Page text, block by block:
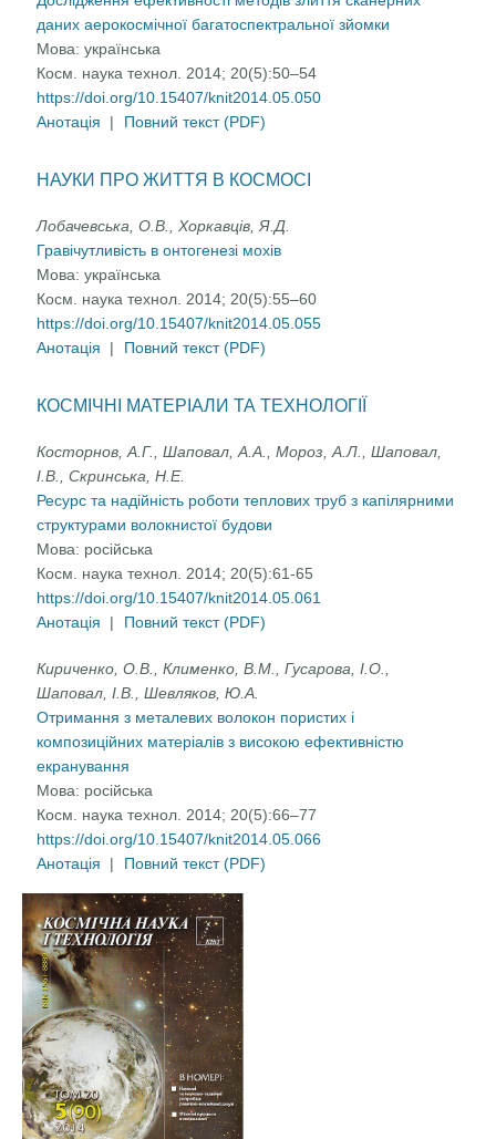
даних аерокосмічної багатоспектральної зйомки
Мова:українська
Косм. наука технол. 2014; 20(5):50–54
https://doi.org/10.15407/knit2014.05.050
Анотація
| Повний текст (PDF)
НАУКИ ПРО ЖИТТЯ В КОСМОСІ
Лобачевська, О.В., Хоркавців, Я.Д.
Гравічутливість в онтогенезі мохів
Мова:українська
Косм. наука технол. 2014; 20(5):55–60
https://doi.org/10.15407/knit2014.05.055
Анотація
| Повний текст (PDF)
КОСМІЧНІ МАТЕРІАЛИ ТА ТЕХНОЛОГІЇ
Косторнов, А.Г., Шаповал, А.А., Мороз, А.Л., Шаповал,
І.В., Скринська, Н.Е.
Ресурс та надійність роботи теплових труб з капілярними
структурами волокнистої будови
Мова: російська
Косм. наука технол. 2014; 20(5):61-65
https://doi.org/10.15407/knit2014.05.061
Анотація
| Повний текст (PDF)
Кириченко, О.В., Клименко, В.М., Гусарова, І.О.,
Шаповал, І.В., Шевляков, Ю.А.
Отримання з металевих волокон пористих і
композиційних матеріалів з високою ефективністю
екранування
Мова: російська
Косм. наука технол. 2014; 20(5):66–77
https://doi.org/10.15407/knit2014.05.066
Анотація
| Повний текст (PDF)